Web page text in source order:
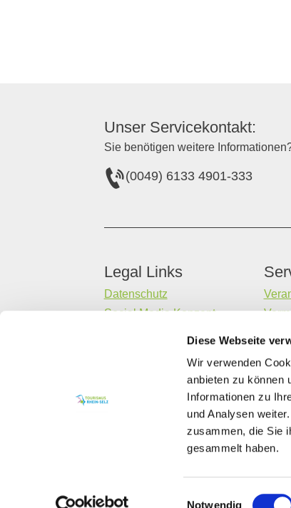
Diese Webseite
Wir verwenden
anbieten zu können
Informationen zu
und Analysen
zusammen, die Sie
gesammelt haben.
Einwilligungsauswahl
Notwendig
Unser Servicekontakt:
Sie benötigen weitere
(0049) 6133 4901-333
Legal Links
Datenschutz
Social Media Konzept